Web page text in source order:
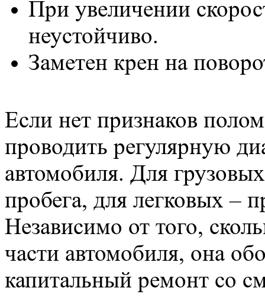
При увеличении
неустойчиво.
Заметен крен на
Если нет признаков
проводить регулярную
автомобиля. Для
пробега, для легковых –
Независимо от того,
части автомобиля, она
капитальный ремонт со